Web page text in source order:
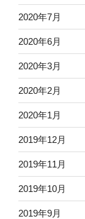
2020年7月
2020年6月
2020年3月
2020年2月
2020年1月
2019年12月
2019年11月
2019年10月
2019年9月